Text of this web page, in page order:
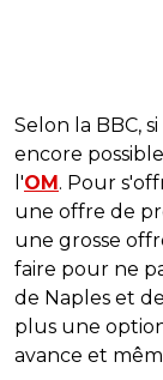
Selon la BBC,
encore
l'OM. Pour
une offre de
une grosse
faire pour ne
de Naples et
plus une
avance et